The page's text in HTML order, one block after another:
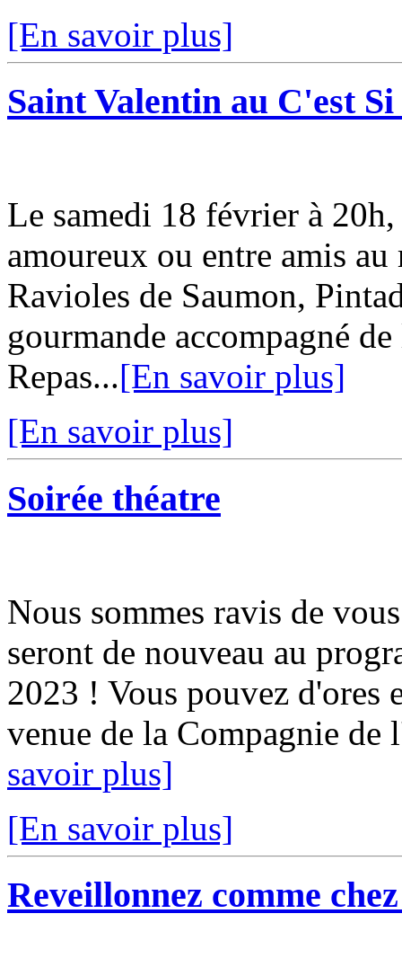
[En savoir plus]
Saint Valentin au C'est
Le samedi 18 février à
amoureux ou entre amis
Ravioles de Saumon,
gourmande accompagné
Repas...[En savoir plus]
[En savoir plus]
Soirée théatre
Nous sommes ravis de
seront de nouveau au
2023 ! Vous pouvez d'ores
venue de la Compagnie
savoir plus]
[En savoir plus]
Reveillonnez comme